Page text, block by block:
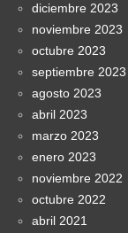
diciembre 2023
noviembre 2023
octubre 2023
septiembre 2023
agosto 2023
abril 2023
marzo 2023
enero 2023
noviembre 2022
octubre 2022
abril 2021